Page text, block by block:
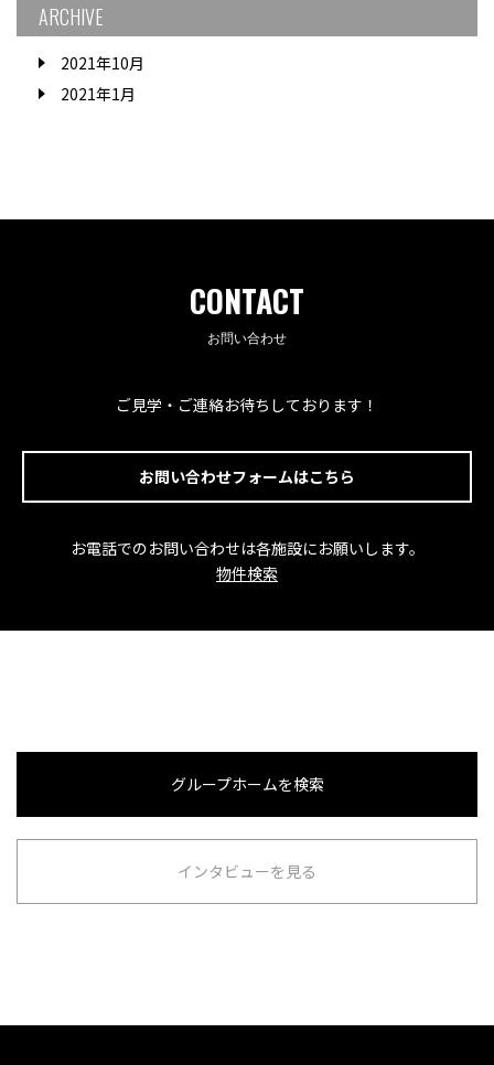
ARCHIVE
2021年10月
2021年1月
CONTACT
お問い合わせ
ご見学・ご連絡お待ちしております！
お問い合わせフォームはこちら
お電話でのお問い合わせは各施設にお願いします。
物件検索
グループホームを検索
インタビューを見る